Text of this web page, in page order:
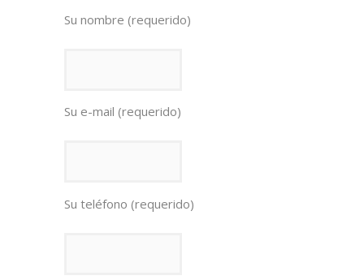
Su nombre (requerido)
Su e-mail (requerido)
Su teléfono (requerido)